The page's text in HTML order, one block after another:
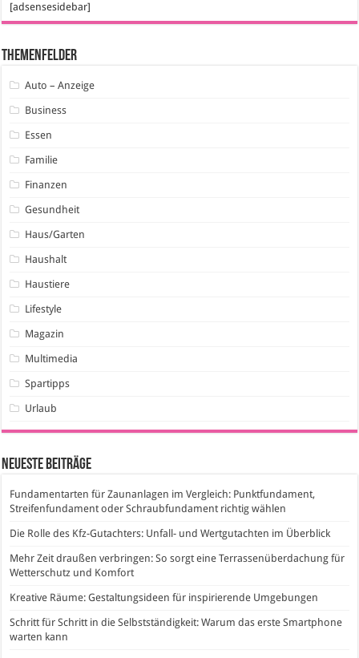
[adsensesidebar]
Themenfelder
Auto – Anzeige
Business
Essen
Familie
Finanzen
Gesundheit
Haus/Garten
Haushalt
Haustiere
Lifestyle
Magazin
Multimedia
Spartipps
Urlaub
Neueste Beiträge
Fundamentarten für Zaunanlagen im Vergleich: Punktfundament,
Streifenfundament oder Schraubfundament richtig wählen
Die Rolle des Kfz-Gutachters: Unfall- und Wertgutachten im Überblick
Mehr Zeit draußen verbringen: So sorgt eine Terrassenüberdachung für
Wetterschutz und Komfort
Kreative Räume: Gestaltungsideen für inspirierende Umgebungen
Schritt für Schritt in die Selbstständigkeit: Warum das erste Smartphone
warten kann